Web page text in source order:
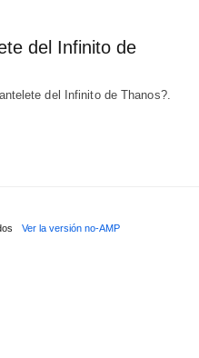
del Infinito de
del Infinito de Thanos?.
Ver la versión no-AMP